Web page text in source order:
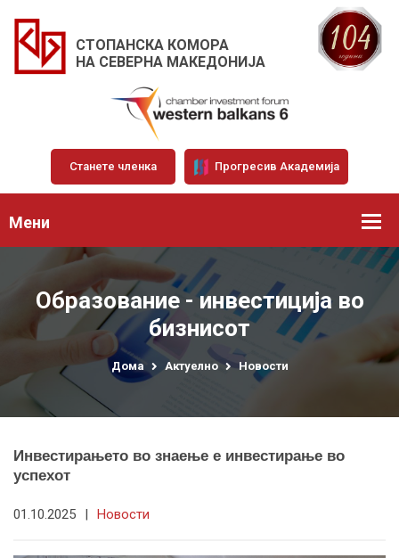
СТОПАНСКА КОМОРА
НА СЕВЕРНА МАКЕДОНИЈА
Станете членка Прогресив Академија
Мени
Образование - инвестиција во
бизнисот
Дома Актуелно Новости
Инвестирањето во знаење е инвестирање во
успехот
01.10.2025 | Новости